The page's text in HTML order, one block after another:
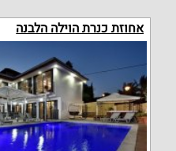
אחוזת כנרת הוילה הלבנה